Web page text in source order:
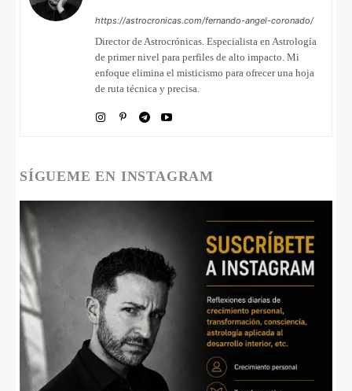
https://astrocronicas.com/fernando-angel-coronado/
Director de Astrocrónicas. Especialista en Astrología
de primer nivel para perfiles de alto impacto. Mi
enfoque elimina el misticismo para ofrecer una hoja
de ruta técnica y precisa.
SÍGUEME EN INSTAGRAM